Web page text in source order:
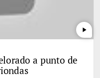
play_arrow
a punto de